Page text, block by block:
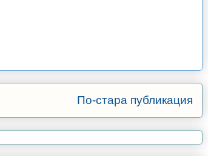
По-стара публикация